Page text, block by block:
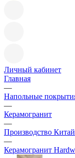
Личный кабинет
Главная
—
Напольные
—
Керамогранит
—
Производство Китай
—
Керамогранит